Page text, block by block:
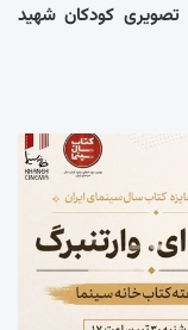
تصویری کودکان شهید